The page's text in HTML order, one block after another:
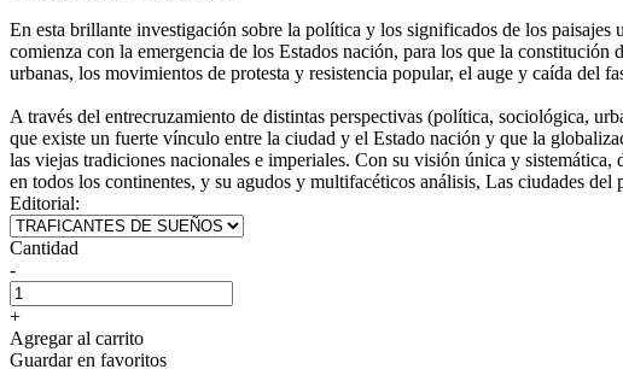
En esta brillante investigación sobre la política y los significados de los
comienza con la emergencia de los Estados nación, para los que la
urbanas, los movimientos de protesta y resistencia popular, el auge y caída del
A través del entrecruzamiento de distintas perspectivas (política, sociológica,
que existe un fuerte vínculo entre la ciudad y el Estado nación y que la
las viejas tradiciones nacionales e imperiales. Con su visión única y
en todos los continentes, y su agudos y multifacéticos análisis, Las ciudades
Editorial:
Cantidad
-
+
Agregar al carrito
Guardar en favoritos